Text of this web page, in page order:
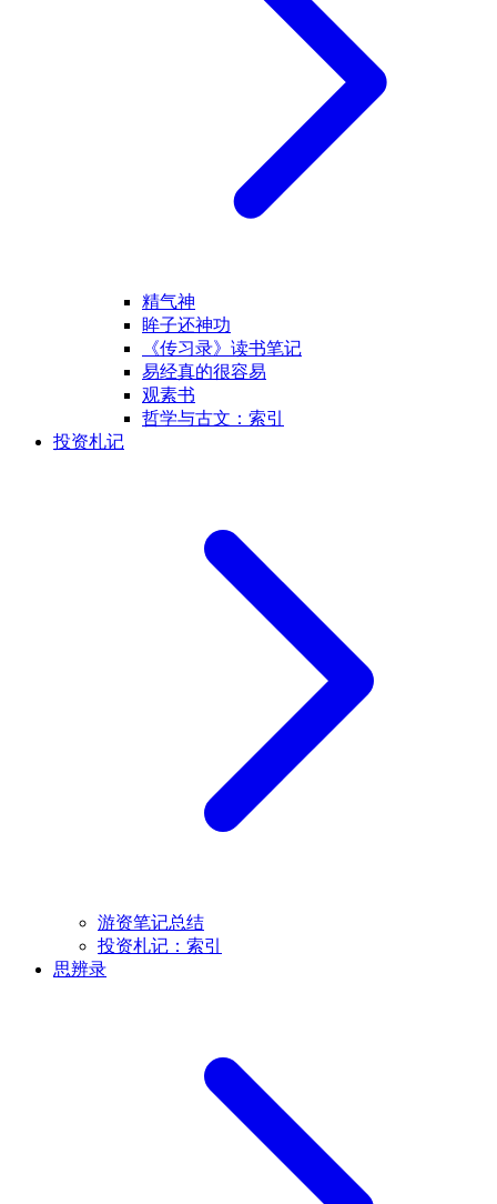
精气神
眸子还神功
《传习录》读书笔记
易经真的很容易
观素书
哲学与古文：索引
投资札记
游资笔记总结
投资札记：索引
思辨录